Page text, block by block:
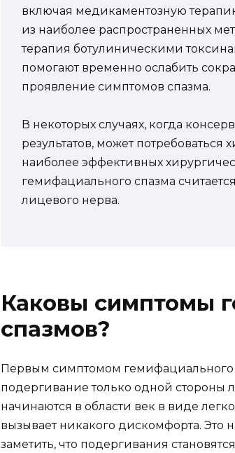
включая медикаментозную
из наиболее распространенных
терапия ботулиническими
помогают временно ослабить
проявление симптомов спазма.
В некоторых случаях, когда
результатов, может
наиболее эффективных
гемифациального спазма
лицевого нерва.
Каковы симптомы
спазмов?
Первым симптомом гемифациального
подергивание только одной
начинаются в области век в виде
вызывает никакого дискомфорта. Это
заметить, что подергивания